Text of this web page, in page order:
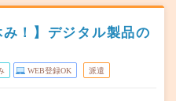
！】デジタル製品の
WEB登録OK 派遣